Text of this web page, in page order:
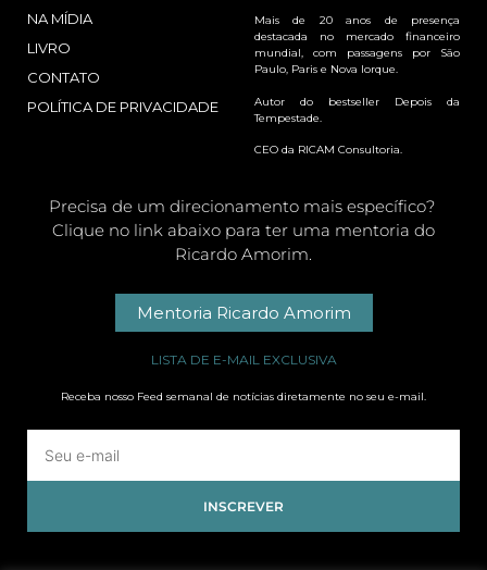
NA MÍDIA
LIVRO
CONTATO
POLÍTICA DE PRIVACIDADE
Mais de 20 anos de presença
destacada no mercado financeiro
mundial, com passagens por São
Paulo, Paris e Nova Iorque.
Autor do bestseller Depois da
Tempestade.
CEO da RICAM Consultoria.
Precisa de um direcionamento mais específico?
Clique no link abaixo para ter uma mentoria do
Ricardo Amorim.
Mentoria Ricardo Amorim
LISTA DE E-MAIL EXCLUSIVA
Receba nosso Feed semanal de notícias diretamente no seu e-mail.
INSCREVER